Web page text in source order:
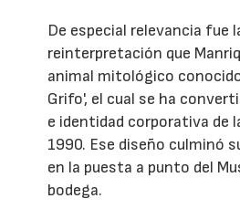
De especial relevancia fue
reinterpretación que
animal mitológico
Grifo', el cual se ha
e identidad corporativa de
1990. Ese diseño culminó
en la puesta a punto del
bodega.